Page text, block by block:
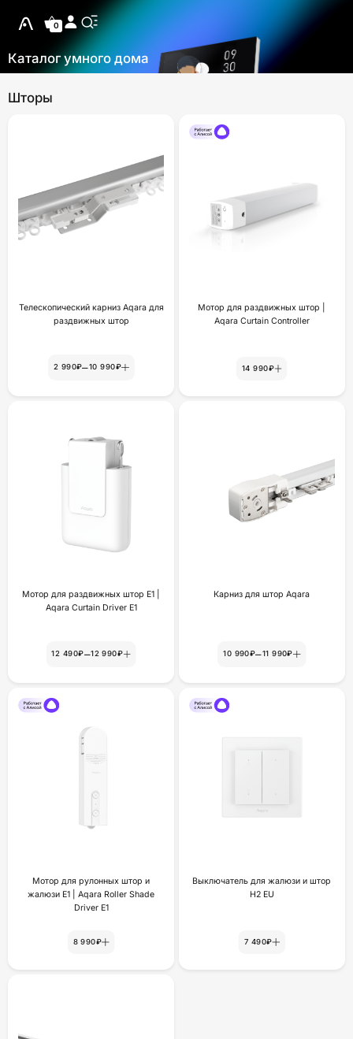
0
Каталог умного дома
Шторы
Телескопический карниз Aqara для
раздвижных штор
2 990₽–10 990₽
Мотор для раздвижных штор |
Aqara Curtain Controller
14 990₽
Мотор для раздвижных штор Е1 |
Aqara Curtain Driver E1
12 490₽–12 990₽
Карниз для штор Aqara
10 990₽–11 990₽
Мотор для рулонных штор и
жалюзи Е1 | Aqara Roller Shade
Driver E1
8 990₽
Выключатель для жалюзи и штор
H2 EU
7 490₽